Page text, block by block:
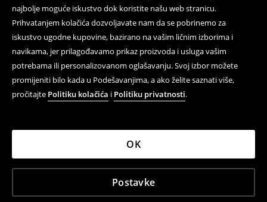
najbolje moguće iskustvo dok koristite našu web stranicu.
Prihvatanjem kolačića dozvoljavate nam da se pobrinemo za
iskustvo ugodne kupovine, bazirano na vašim ličnim izborima i
navikama, jer prilagođavamo prikaz proizvoda i usluga vašim
potrebama ili personalizovanom oglašavanju. Svoj izbor možete
promijeniti bilo kada u Podešavanjima, a ako želite saznati više,
pročitajte Politiku kolačića i Politiku privatnosti.
Postavke
OK
Prati nas
Pomoć i kontakt
Pravila korištenja
Politika privatnosti
LPP
LPP BH d.o.o., Kralja Petra I Karađorđevića 105, 78000
Banja Luka, Bosna i Hercegovina; IBO:4404350930009;
IPO:404350930009